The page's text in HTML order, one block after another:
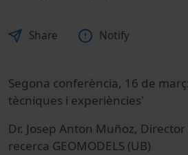
Share Notify
Segona conferència, 16 de
tècniques i experiències'
Dr. Josep Anton Muñoz,
recerca GEOMODELS (UB)